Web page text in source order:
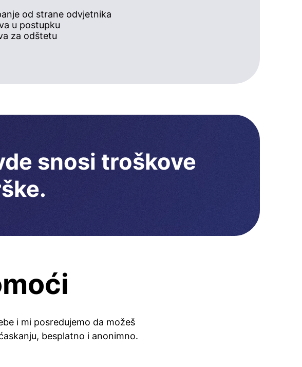
od strane odvjetnika
u postupku
za odštetu
snosi troškove
i mi posredujemo da možeš
besplatno i anonimno.